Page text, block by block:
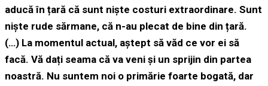
aducă în țară că sunt niște costuri extraordinare. Sunt
niște rude sărmane, că n-au plecat de bine din țară.
(…) La momentul actual, aștept să văd ce vor ei să
facă. Vă dați seama că va veni și un sprijin din partea
noastră. Nu suntem noi o primărie foarte bogată, dar